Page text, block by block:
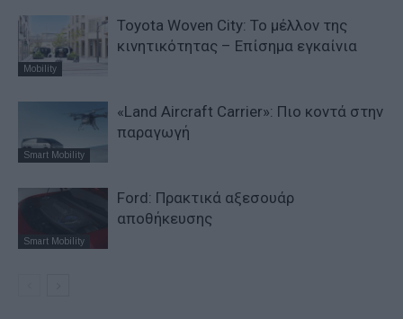
Mobility
Toyota Woven City: Το μέλλον της
κινητικότητας – Επίσημα εγκαίνια
Smart Mobility
«Land Aircraft Carrier»: Πιο κοντά στην
παραγωγή
Smart Mobility
Ford: Πρακτικά αξεσουάρ
αποθήκευσης